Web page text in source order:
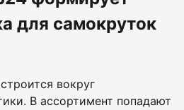
для самокруток
вокруг
В ассортимент попадают